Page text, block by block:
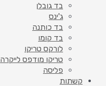
בד גובלן
ג'ינס
בד כותנה
בד קומו
לורקס טריקו
טריקו מודפס לייקרה
פליסה
קשתות